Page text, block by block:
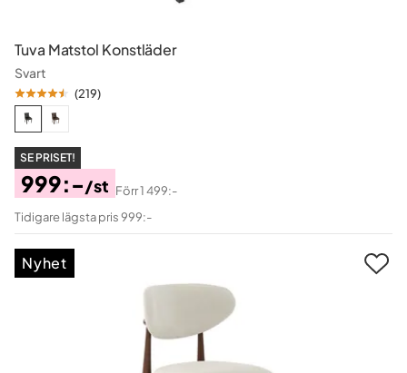
Tuva Matstol Konstläder
Svart
(219)
SE PRISET!
Pris
999:-/st
Original
Pris
Förr1 499:-
Tidigare lägsta pris 999:-
Nyhet